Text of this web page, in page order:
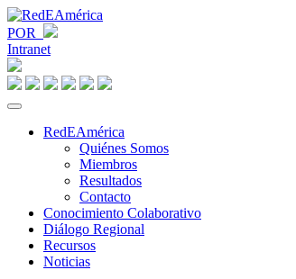
POR
Intranet
RedEAmérica
Quiénes Somos
Miembros
Resultados
Contacto
Conocimiento Colaborativo
Diálogo Regional
Recursos
Noticias